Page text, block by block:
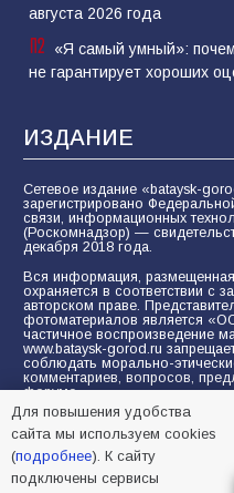
августа 2026 года
«Я самый умный»:
не гарантирует хороших
ИЗДАНИЕ
Сетевое издание «bataysk-
зарегистрировано
связи, информационных
(Роскомнадзор) —
декабря 2018 года.
Вся информация,
охраняется в соответствии с
авторском праве.
фотоматериалов является
частичное воспроизведение
www.bataysk-gorod.ru
соблюдать морально-
комментариев, вопросов,
форуме.
Политика
Согласие на обработку
сервисов Yandex.Metrika,
Для повышения удобства
сайта мы используем cookies
(подробнее). К сайту
подключены сервисы